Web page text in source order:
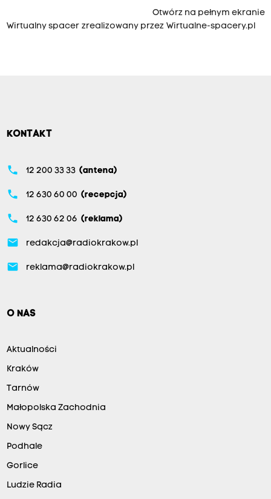
Otwórz na pełnym ekranie
Wirtualny spacerzrealizowany przez Wirtualne-spacery.pl
KONTAKT
phone 12 200 33 33 (antena)
phone 12 630 60 00 (recepcja)
phone 12 630 62 06 (reklama)
email redakcja@radiokrakow.pl
email reklama@radiokrakow.pl
O NAS
Aktualności
Kraków
Tarnów
Małopolska Zachodnia
Nowy Sącz
Podhale
Gorlice
Ludzie Radia